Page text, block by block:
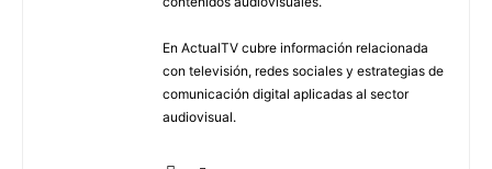
En ActualTV cubre información relacionada
con televisión, redes sociales y estrategias de
comunicación digital aplicadas al sector
audiovisual.